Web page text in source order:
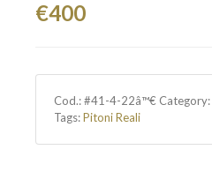
€400
Cod.:#41-4-22â™€ Category:
Tags:Pitoni Reali